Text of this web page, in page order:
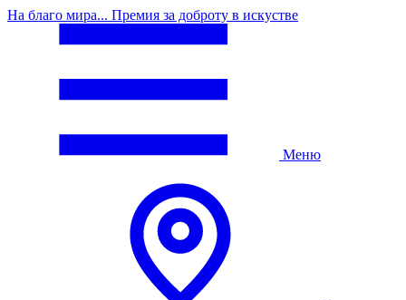
На благо мира... Премия за доброту в искустве
Меню